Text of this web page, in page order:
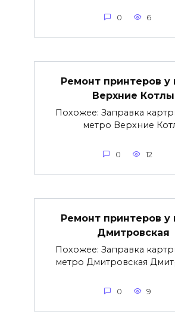
0 6
Ремонт принтеров у
Верхние Котлы
Похожее: Заправка
метро Верхние
0 12
Ремонт принтеров у
Дмитровская
Похожее: Заправка
метро Дмитровская
0 9